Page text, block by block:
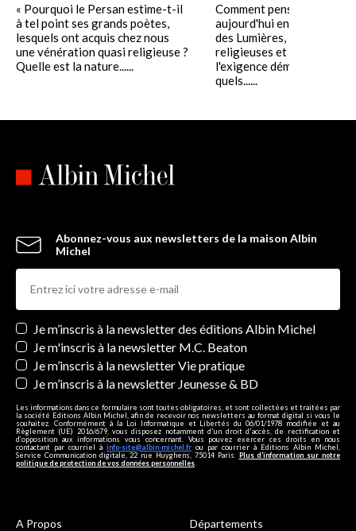
« Pourquoi le Persan estime-t-il
à tel point ses grands poètes,
lesquels ont acquis chez nous
une vénération quasi religieuse ?
Quelle est la nature......
Comment penser le monde
aujourd'hui entre le
des Lumières, les
religieuses et
l'exigence démocratique ;
quels......
Abonnez-vous aux newsletters de la maison Albin
Michel
Newsletters
Je m’inscris à la newsletter des éditions Albin Michel
Je m'inscris à la newsletter M.C. Beaton
Je m’inscris à la newsletter Vie pratique
Je m’inscris à la newsletter Jeunesse & BD
Les informations dans ce formulaire sont toutes obligatoires, et sont collectées et traitées par
la société Editions Albin Michel, afin de recevoir nos newsletters au format digital si vous le
souhaitez. Conformément à la Loi Informatique et Libertés du 06/01/1978 modifiée et au
Règlement (UE) 2016/679, vous disposez notamment d'un droit d'accès, de rectification et
d’opposition aux informations vous concernant. Vous pouvez exercer ces droits en nous
contactant par courriel à info-site@albin-michel.fr ou par courrier à Editions Albin Michel,
Service Communication digitale, 22 rue Huyghens, 75014 Paris. Plus d’information sur notre
politique de protection de vos données personnelles
A Propos Départements